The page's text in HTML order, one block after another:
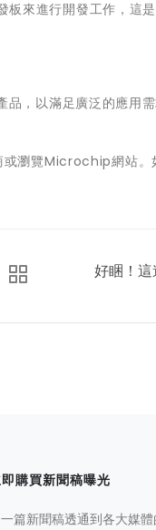
來進行開發工作，這
，以滿足廣泛的應用
瀏覽Microchip網站。
好睏！
購買新聞稿曝光
篇新聞稿透通到各大媒